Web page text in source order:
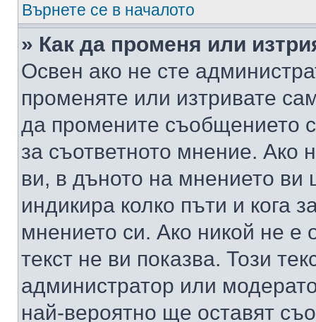
Върнете се в началото
» Как да променя или
Освен ако не сте
променяте или изтривате
да промените съобщението
за съответното мнение. Ако
ви, в дъното на мнението ви
индикира колко пъти и кога
мнението си. Ако никой не е
текст не ви показва. Този
администратор или
най-вероятно ще оставят